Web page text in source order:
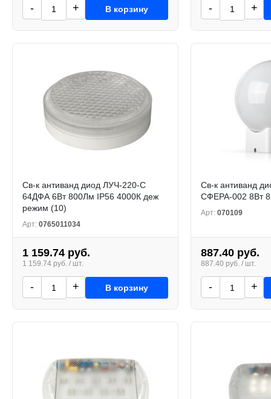
- + В корзину - +
Св-к антиванд диод ЛУЧ-220-С
64ДФА 6Вт 800Лм IP56 4000К деж
режим (10)
Арт: 0765011034
1 159.74 руб.
1 159.74 руб. / шт.
- + В корзину
Св-к антиванд
СФЕРА-002 8Вт
Арт: 070109
887.40 руб.
887.40 руб. / шт.
- +